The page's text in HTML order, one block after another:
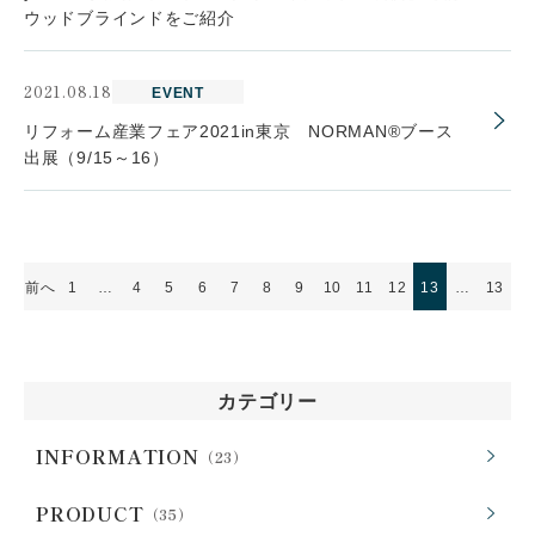
ウッドブラインドをご紹介
2021.08.18 EVENT
リフォーム産業フェア2021in東京 NORMAN®ブース
出展（9/15～16）
前へ 1 4 5 6 7 8 9 10 11 12 13 13
カテゴリー
INFORMATION （23）
PRODUCT （35）